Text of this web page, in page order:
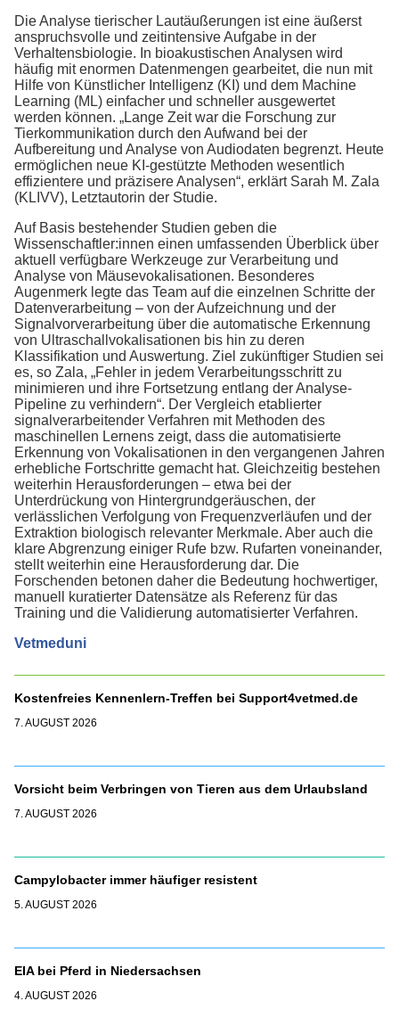
Die Analyse tierischer Lautäußerungen ist eine äußerst
anspruchsvolle und zeitintensive Aufgabe in der
Verhaltensbiologie. In bioakustischen Analysen wird
häufig mit enormen Datenmengen gearbeitet, die nun mit
Hilfe von Künstlicher Intelligenz (KI) und dem Machine
Learning (ML) einfacher und schneller ausgewertet
werden können. „Lange Zeit war die Forschung zur
Tierkommunikation durch den Aufwand bei der
Aufbereitung und Analyse von Audiodaten begrenzt. Heute
ermöglichen neue KI-gestützte Methoden wesentlich
effizientere und präzisere Analysen“, erklärt Sarah M. Zala
(KLIVV), Letztautorin der Studie.
Auf Basis bestehender Studien geben die
Wissenschaftler:innen einen umfassenden Überblick über
aktuell verfügbare Werkzeuge zur Verarbeitung und
Analyse von Mäusevokalisationen. Besonderes
Augenmerk legte das Team auf die einzelnen Schritte der
Datenverarbeitung – von der Aufzeichnung und der
Signalvorverarbeitung über die automatische Erkennung
von Ultraschallvokalisationen bis hin zu deren
Klassifikation und Auswertung. Ziel zukünftiger Studien sei
es, so Zala, „Fehler in jedem Verarbeitungsschritt zu
minimieren und ihre Fortsetzung entlang der Analyse-
Pipeline zu verhindern“. Der Vergleich etablierter
signalverarbeitender Verfahren mit Methoden des
maschinellen Lernens zeigt, dass die automatisierte
Erkennung von Vokalisationen in den vergangenen Jahren
erhebliche Fortschritte gemacht hat. Gleichzeitig bestehen
weiterhin Herausforderungen – etwa bei der
Unterdrückung von Hintergrundgeräuschen, der
verlässlichen Verfolgung von Frequenzverläufen und der
Extraktion biologisch relevanter Merkmale. Aber auch die
klare Abgrenzung einiger Rufe bzw. Rufarten voneinander,
stellt weiterhin eine Herausforderung dar. Die
Forschenden betonen daher die Bedeutung hochwertiger,
manuell kuratierter Datensätze als Referenz für das
Training und die Validierung automatisierter Verfahren.
Vetmeduni
Kostenfreies Kennenlern-Treffen bei Support4vetmed.de
7. AUGUST 2026
Vorsicht beim Verbringen von Tieren aus dem Urlaubsland
7. AUGUST 2026
Campylobacter immer häufiger resistent
5. AUGUST 2026
EIA bei Pferd in Niedersachsen
4. AUGUST 2026